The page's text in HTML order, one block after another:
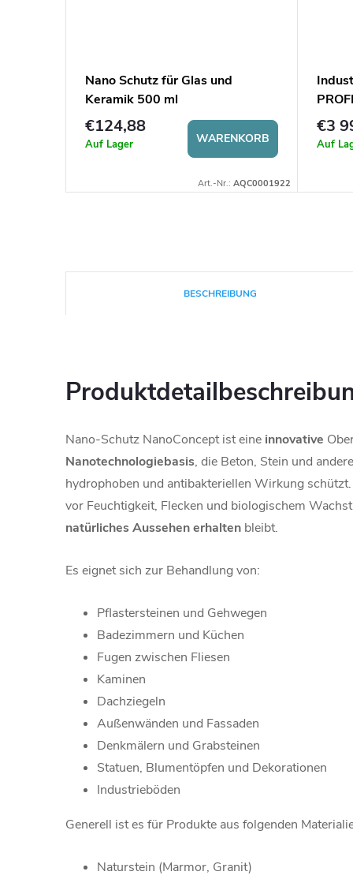
BESCHREIBUNG
Nano-Schutz NanoConcept ist eine innovative
Nanotechnologiebasis, die Beton, Stein und
hydrophoben und antibakteriellen Wirkung
vor Feuchtigkeit, Flecken und biologischem
natürliches Aussehenerhalten bleibt.
Es eignet sich zur Behandlung von:
Pflastersteinen und Gehwegen
Badezimmern und Küchen
Fugen zwischen Fliesen
Kaminen
Dachziegeln
Außenwänden und Fassaden
Denkmälern und Grabsteinen
Statuen, Blumentöpfen und Dekorationen
Industrieböden
Generell ist es für Produkte aus folgenden
Naturstein (Marmor, Granit)
Nano Schutz für Glas und
Keramik 500 ml
€124,88
Auf Lager WARENKORB
Art.-Nr.: AQC0001922
€3
Auf